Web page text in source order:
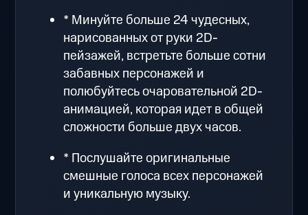
* Минуйте больше 24 чудесных,
нарисованных от руки 2D-
пейзажей, встретьте больше сотни
забавных персонажей и
полюбуйтесь очаровательной 2D-
анимацией, которая идет в общей
сложности больше двух часов.
* Послушайте оригинальные
смешные голоса всех персонажей
и уникальную музыку.